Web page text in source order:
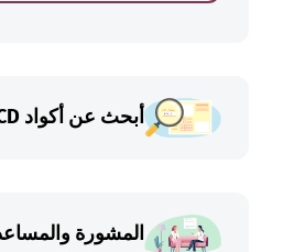
أبحث عن أكواد ICD أو أكواد OPS
المشورة والمساعدة